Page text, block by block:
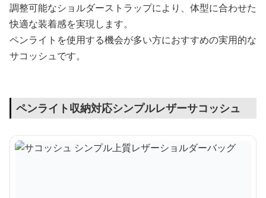
調整可能なショルダーストラップにより、体型に合わせた
快適な装着感を実現します。
ペンライトを使用する機会が多い方におすすめの実用的な
サコッシュです。
ペンライト収納対応シンプルレザーサコッシュ